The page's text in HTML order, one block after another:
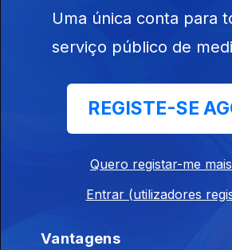
12 jun. 2026
Peão todo tatuado – Jeninho, Mariana
Estados Unidos
11 jun. 2026
Uma única conta para
serviço público de
REGISTE-SE
Quero registar-me
Entrar (utilizadores
Vantagens